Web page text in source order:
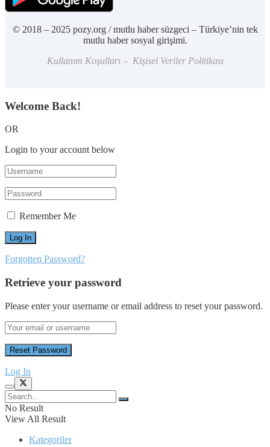
© 2018 – 2025 pozy.org / mutlu haber süzgeci – Türkiye’nin tek
mutlu haber sosyal girişimi.
Kullanım Koşulları – Kişisel Veriler Politikası
Welcome Back!
OR
Login to your account below
Remember Me
Forgotten Password?
Retrieve your password
Please enter your username or email address to reset your password.
Log In
No Result
View All Result
Kategoriler